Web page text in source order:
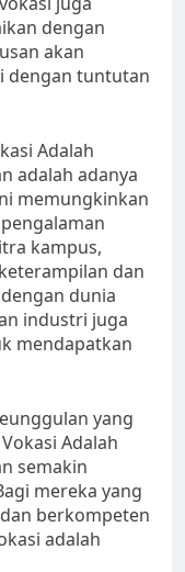
dengan
akan
dengan tuntutan
Adalah
adalah adanya
memungkinkan
kampus,
dan
dunia
industri juga
mendapatkan
yang
Adalah
semakin
mereka yang
berkompeten
adalah